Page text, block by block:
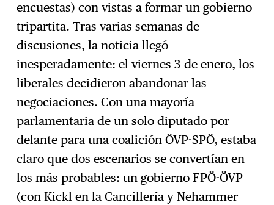
encuestas) con vistas a formar un gobierno
tripartita. Tras varias semanas de
discusiones, la noticia llegó
inesperadamente: el viernes 3 de enero, los
liberales decidieron abandonar las
negociaciones. Con una mayoría
parlamentaria de un solo diputado por
delante para una coalición ÖVP-SPÖ, estaba
claro que dos escenarios se convertían en
los más probables: un gobierno FPÖ-ÖVP
(con Kickl en la Cancillería y Nehammer